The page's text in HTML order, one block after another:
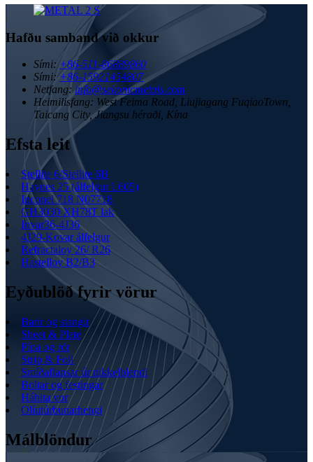
Hafðu samband við okkur
Sími: +86-511-86889860
Sími: +86-15921454807
Netfang: info@sekonicmetals.com
Heimilisfang: West Feima Road, Liujiagang FuqiaoTown,
Taicang City, Jiangsu héraði, Kína
Efsta leit
Stellite 6/Stellite 6B
Haynes 25 (álfelgur L605)
Inconel 718 N07718
GH3030 XH78T lak
Invar36-4J36
4J29-Kovar álfelgur
Refractaloy 26/ R26
Hastelloy B2/B3
Eyðublöð fyrir vörur
Barir og stangir
Sheet & Plate
Pípa og rör
Strip & Foil
Smíðaflansar úr nikkelblendi
Boltar og festingar
Háhita vor
Olíutúrbunarhengi
Málblöndur